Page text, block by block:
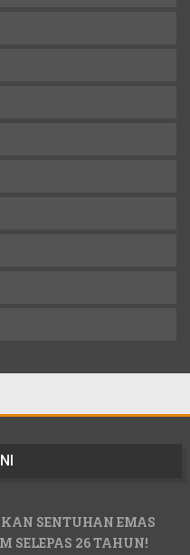
SENTUHAN EMAS
SELEPAS 26 TAHUN!